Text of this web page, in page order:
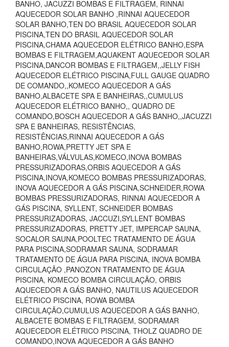
BANHO, JACUZZI BOMBAS E FILTRAGEM, RINNAI
AQUECEDOR SOLAR BANHO ,RINNAI AQUECEDOR
SOLAR BANHO,TEN DO BRASIL AQUECEDOR SOLAR
PISCINA,TEN DO BRASIL AQUECEDOR SOLAR
PISCINA,CHAMA AQUECEDOR ELÉTRICO BANHO,ESPA
BOMBAS E FILTRAGEM,AQUAKENT AQUECEDOR SOLAR
PISCINA,DANCOR BOMBAS E FILTRAGEM,,JELLY FISH
AQUECEDOR ELÉTRICO PISCINA,FULL GAUGE QUADRO
DE COMANDO,,KOMECO AQUECEDOR A GÁS
BANHO,ALBACETE SPA E BANHEIRAS,,CUMULUS
AQUECEDOR ELÉTRICO BANHO,, QUADRO DE
COMANDO,BOSCH AQUECEDOR A GÁS BANHO,,JACUZZI
SPA E BANHEIRAS, RESISTÊNCIAS,
RESISTÊNCIAS,RINNAI AQUECEDOR A GÁS
BANHO,ROWA,PRETTY JET SPA E
BANHEIRAS,VÁLVULAS,KOMECO,INOVA BOMBAS
PRESSURIZADORAS,ORBIS AQUECEDOR A GÁS
PISCINA,INOVA,KOMECO BOMBAS PRESSURIZADORAS,
INOVA AQUECEDOR A GÁS PISCINA,SCHNEIDER,ROWA
BOMBAS PRESSURIZADORAS, RINNAI AQUECEDOR A
GÁS PISCINA, SYLLENT, SCHNEIDER BOMBAS
PRESSURIZADORAS, JACCUZI,SYLLENT BOMBAS
PRESSURIZADORAS, PRETTY JET, IMPERCAP SAUNA,
SOCALOR SAUNA,POOLTEC TRATAMENTO DE ÁGUA
PARA PISCINA,SODRAMAR SAUNA, SODRAMAR
TRATAMENTO DE ÁGUA PARA PISCINA, INOVA BOMBA
CIRCULAÇÃO ,PANOZON TRATAMENTO DE ÁGUA
PISCINA, KOMECO BOMBA CIRCULAÇÃO, ORBIS
AQUECEDOR A GÁS BANHO, NAUTILUS AQUECEDOR
ELÉTRICO PISCINA, ROWA BOMBA
CIRCULAÇÃO,CUMULUS AQUECEDOR A GÁS BANHO,
ALBACETE BOMBAS E FILTRAGEM, SODRAMAR
AQUECEDOR ELÉTRICO PISCINA, THOLZ QUADRO DE
COMANDO,INOVA AQUECEDOR A GÁS BANHO